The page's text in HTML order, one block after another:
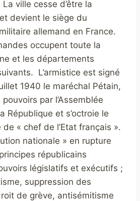
ville cesse d’être la
devient le siège du
allemand en France.
occupent toute la
et les départements
L’armistice est signé
1940 le maréchal Pétain,
par l’Assemblée
République et s’octroie le
« chef de l’Etat français ».
nationale » en rupture
républicains
législatifs et exécutifs ;
suppression des
de grève, antisémitisme